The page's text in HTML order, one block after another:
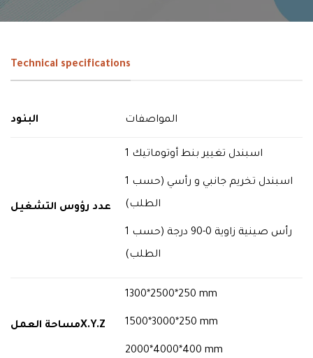
Technical specifications
البنود المواصفات
عدد رؤوس التشغيل
1 اسبندل تغيير بنط أوتوماتيك
1 اسبندل تخريم جانبي و رأسي (حسب
الطلب)
1 رأس صينية زاوية 0-90 درجة (حسب
الطلب)
مساحة العملX.Y.Z
1300*2500*250 mm
1500*3000*250 mm
2000*4000*400 mm